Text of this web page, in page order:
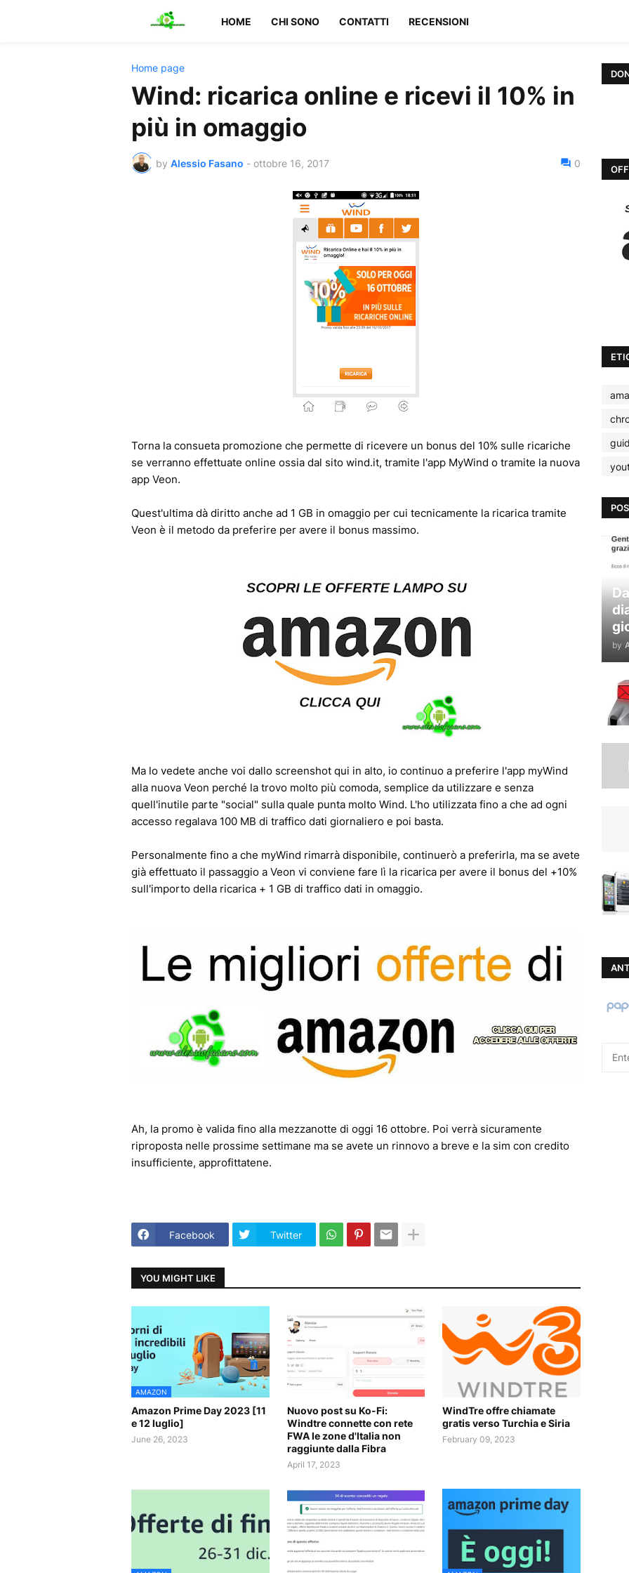
HOME CHI SONO CONTATTI RECENSIONI
Home page
Wind: ricarica online e ricevi il 10% in
più in omaggio
by Alessio Fasano - ottobre 16, 2017 0
Torna la consueta promozione che permette di ricevere un bonus del 10% sulle ricariche
se verranno effettuate online ossia dal sito wind.it, tramite l'app MyWind o tramite la nuova
app Veon.
Quest'ultima dà diritto anche ad 1 GB in omaggio per cui tecnicamente la ricarica tramite
Veon è il metodo da preferire per avere il bonus massimo.
Ma lo vedete anche voi dallo screenshot qui in alto, io continuo a preferire l'app myWind
alla nuova Veon perché la trovo molto più comoda, semplice da utilizzare e senza
quell'inutile parte "social" sulla quale punta molto Wind. L'ho utilizzata fino a che ad ogni
accesso regalava 100 MB di traffico dati giornaliero e poi basta.
Personalmente fino a che myWind rimarrà disponibile, continuerò a preferirla, ma se avete
già effettuato il passaggio a Veon vi conviene fare lì la ricarica per avere il bonus del +10%
sull'importo della ricarica + 1 GB di traffico dati in omaggio.
Ah, la promo è valida fino alla mezzanotte di oggi 16 ottobre. Poi verrà sicuramente
riproposta nelle prossime settimane ma se avete un rinnovo a breve e la sim con credito
insufficiente, approfittatene.
Facebook Twitter
YOU MIGHT LIKE
AMAZON
Amazon Prime Day 2023 [11
e 12 luglio]
June 26, 2023
Nuovo post su Ko-Fi:
Windtre connette con rete
FWA le zone d'Italia non
raggiunte dalla Fibra
April 17, 2023
WindTre offre chiamate
gratis verso Turchia e Siria
February 09, 2023
by